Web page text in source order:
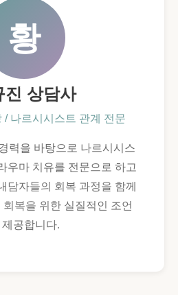
황
진 상담사
/ 나르시시스트 관계 전문
력을 바탕으로 나르시시스
우마 치유를 전문으로 하고
담자들의 회복 과정을 함께
복을 위한 실질적인 조언
제공합니다.